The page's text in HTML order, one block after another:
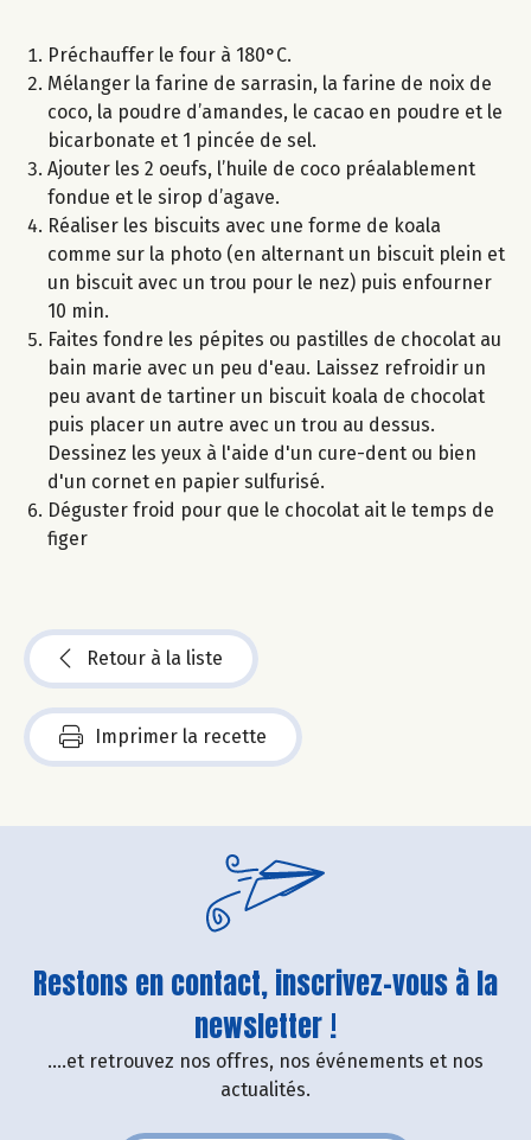
Préchauffer le four à 180°C.
Mélanger la farine de sarrasin, la farine de noix de
coco, la poudre d’amandes, le cacao en poudre et le
bicarbonate et 1 pincée de sel.
Ajouter les 2 oeufs, l’huile de coco préalablement
fondue et le sirop d’agave.
Réaliser les biscuits avec une forme de koala
comme sur la photo (en alternant un biscuit plein et
un biscuit avec un trou pour le nez) puis enfourner
10 min.
Faites fondre les pépites ou pastilles de chocolat au
bain marie avec un peu d'eau. Laissez refroidir un
peu avant de tartiner un biscuit koala de chocolat
puis placer un autre avec un trou au dessus.
Dessinez les yeux à l'aide d'un cure-dent ou bien
d'un cornet en papier sulfurisé.
Déguster froid pour que le chocolat ait le temps de
figer
Retour à la liste
Imprimer la recette
Restons en contact, inscrivez-vous à la
newsletter !
....et retrouvez nos offres, nos événements et nos
actualités.